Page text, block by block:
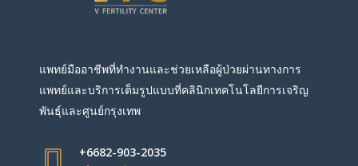
แพทย์มืออาชีพที่ทำงานและช่วยเหลือผู้ป่วยผ่านทางการ
แพทย์และบริการเต็มรูปแบบที่คลินิกเทคโนโลยีการเจริญ
พันธุ์และศูนย์กรุงเทพ
+6682-903-2035